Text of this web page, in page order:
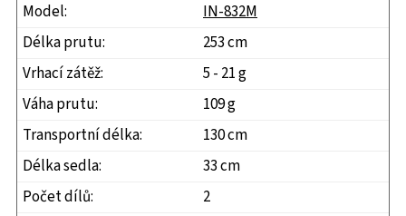
IN-832M
253 cm
5 - 21 g
109 g
130 cm
33 cm
2